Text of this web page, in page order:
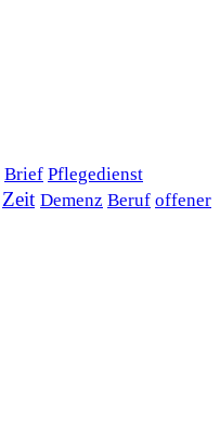
Brief Pflegedienst
Zeit Demenz Beruf offener